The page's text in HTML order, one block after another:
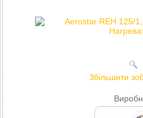
Збільшити